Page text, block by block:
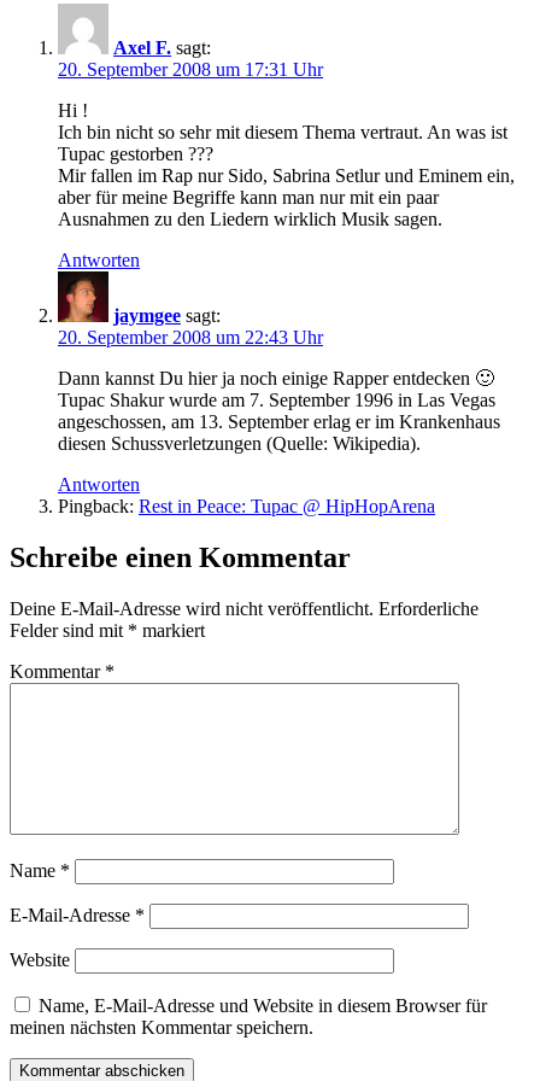
Axel F. sagt:
20. September 2008 um 17:31 Uhr
Hi !
Ich bin nicht so sehr mit diesem Thema vertraut. An was ist
Tupac gestorben ???
Mir fallen im Rap nur Sido, Sabrina Setlur und Eminem ein,
aber für meine Begriffe kann man nur mit ein paar
Ausnahmen zu den Liedern wirklich Musik sagen.
Antworten
jaymgee sagt:
20. September 2008 um 22:43 Uhr
Dann kannst Du hier ja noch einige Rapper entdecken 🙂
Tupac Shakur wurde am 7. September 1996 in Las Vegas
angeschossen, am 13. September erlag er im Krankenhaus
diesen Schussverletzungen (Quelle: Wikipedia).
Antworten
Pingback: Rest in Peace: Tupac @ HipHopArena
Schreibe einen Kommentar
Deine E-Mail-Adresse wird nicht veröffentlicht. Erforderliche
Felder sind mit * markiert
Kommentar *
Name *
E-Mail-Adresse *
Website
Name, E-Mail-Adresse und Website in diesem Browser für
meinen nächsten Kommentar speichern.